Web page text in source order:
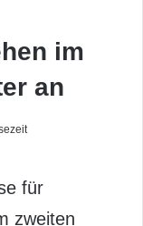
im
an
für
zweiten